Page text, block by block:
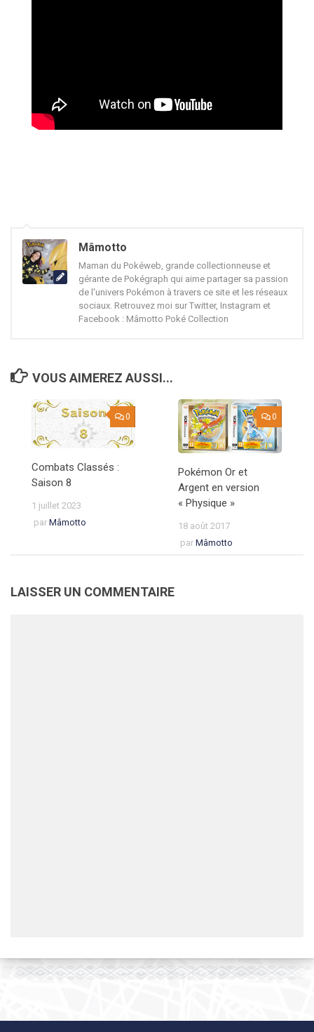
Mâmotto
Maman du Pokéweb, grande collectionneuse et
gérante de Pokégraph qui aime partager sa passion
de l'univers Pokémon à travers ce site et les réseaux
sociaux. Retrouvez moi sur Twitter, Instagram et
Facebook : Mâmotto Poké Collection
VOUS AIMEREZ AUSSI...
0
Combats Classés :
Saison 8
1 juillet 2023
par Mâmotto
0
Pokémon Or et
Argent en version
« Physique »
18 août 2017
par Mâmotto
LAISSER UN COMMENTAIRE